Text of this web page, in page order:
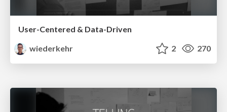
User-Centered & Data-Driven
wiederkehr
2 270